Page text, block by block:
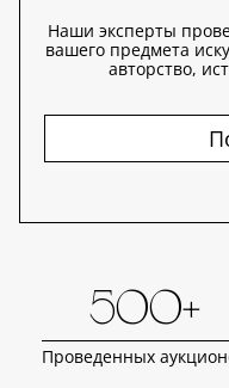
Наши эксперты
вашего предмета
авторство,
500+
Проведенных